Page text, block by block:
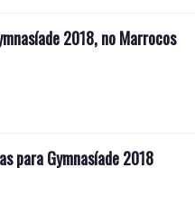
2018, no Marrocos
para Gymnasíade 2018